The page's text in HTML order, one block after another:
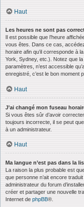
Haut
Les heures ne sont pas
Il est possible que l’heure
vous êtes. Dans ce cas,
horaire afin qu’il corresponde à
York, Sydney, etc.). Notez que
paramètres, n’est accessible
enregistré, c’est le bon moment
Haut
J’ai changé mon fuseau
Si vous êtes sûr d’avoir
toujours incorrecte, il se peut
à un administrateur.
Haut
Ma langue n’est pas dans la
La raison la plus probable est
que personne n’ait encore
administrateur du forum
créer et partager une nouvelle
Internet de phpBB®.